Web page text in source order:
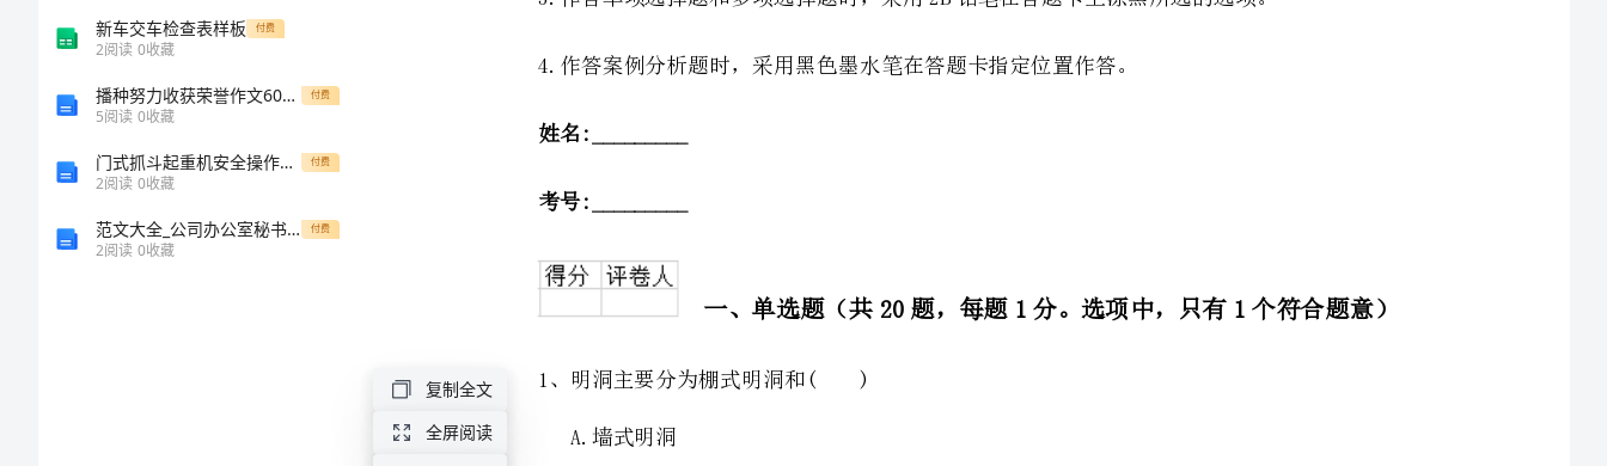
务》
新车交车检查表样板 付费
2阅读 0收藏
播种努力收获荣誉作文600字 付费
5阅读 0收藏
门式抓斗起重机安全操作规程范本 付费
2阅读 0收藏
范文大全_公司办公室秘书竞聘报告 付费
2阅读 0收藏
复制全文
全屏阅读